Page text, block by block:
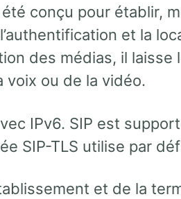
été conçu pour établir,
et la
des médias, il laisse
ou de la vidéo.
IPv6. SIP est
SIP-TLS utilise par
et de la